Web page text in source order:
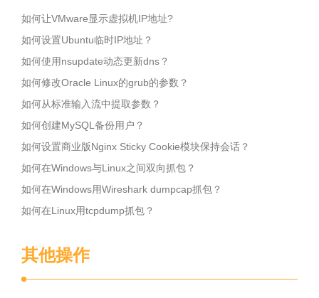
如何让VMware显示虚拟机IP地址?
如何设置Ubuntu临时IP地址？
如何使用nsupdate动态更新dns？
如何修改Oracle Linux的grub的参数？
如何从标准输入流中提取参数？
如何创建MySQL备份用户？
如何设置商业版Nginx Sticky Cookie模块保持会话？
如何在Windows与Linux之间双向抓包？
如何在Windows用Wireshark dumpcap抓包？
如何在Linux用tcpdump抓包？
其他操作